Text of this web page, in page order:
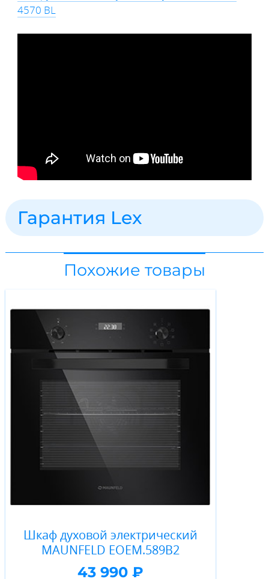
4570 BL
Гарантия Lex
Похожие товары
Шкаф духовой электрический
MAUNFELD EOEM.589B2
43 990 ₽